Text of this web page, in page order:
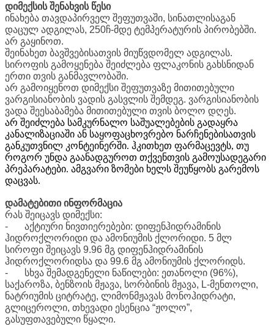
დიმექსის შენახვის წესი
ინახება თავდაპირველ შეფუთვაში, სინათლისაგან
დაცულ ადგილას, 250ჩ-მდე ტემპერატურის პირობებში.
არ გაყინოთ.
შეინახეთ ბავშვებისათვის მიუწვდომელ ადგილას.
სიროფის გამოყენება შეიძლება ფლაკონის გახსნიდან
ერთი თვის განმავლობაში.
არ გამოიყენოთ დიმექსი შეფუთვაზე მითითებული
ვარგისიანობის ვადის გასვლის შემდეგ. ვარგისიანობის
ვადა შეესაბამება მითითებული თვის ბოლო დღეს.
არ შეიძლება სამკურნალო საშუალებების გადაყრა
კანალიზაციაში ან საყოფაცხოვრებო ნარჩენებისათვის
განკუთვნილ კონტეინერში. ჰკითხეთ ფარმაცევტს, თუ
როგორ უნდა გაანადგუროთ თქვენთვის გამოუსადეგარი
პრეპარატები. ამგვარი ზომები ხელს შეუწყობს გარემოს
დაცვას.
დამატებითი ინფორმაცია
რას შეიცავს დიმექსი:
-
აქტიური ნივთიერებები: დიფენჰიდრამინის
ჰიდროქლორიდი და ამონიუმის ქლორიდი. 5 მლ
სიროფი შეიცავს 9.96 მგ დიფენჰიდრამინის
ჰიდროქლორიდსა და 99.6 მგ ამონიუმის ქლორიდს.
-
სხვა შემადგენელი ნაწილები: ეთანოლი (96%),
საქაროზა, ბენზოის მჟავა, სორბინის მჟავა, L-მენთოლი,
ნატრიუმის ციტრატე, ლიმონმჟავას მონოჰიდრატი,
გლიცეროლი, თხევადი ესენცია “ჟოლო”,
გასუფთავებული წყალი.